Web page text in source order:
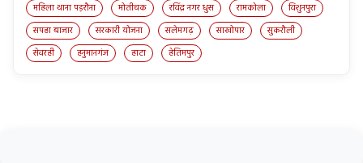
महिला थाना पड़रौना
मोतीचक रविंद्र नगर धुस रामकोला
विशुनपुरा
सपहा बाजार
सरकारी योजना सलेमगढ़ साखोपार
सुकरौली
सेवरही
हनुमानगंज हाटा हेतिमपुर